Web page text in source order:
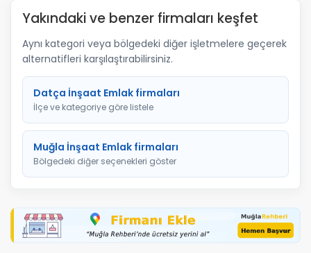
Yakındaki ve benzer firmaları keşfet
Aynı kategori veya bölgedeki diğer işletmelere geçerek
alternatifleri karşılaştırabilirsiniz.
Datça İnşaat Emlak firmaları
İlçe ve kategoriye göre listele
Muğla İnşaat Emlak firmaları
Bölgedeki diğer seçenekleri göster